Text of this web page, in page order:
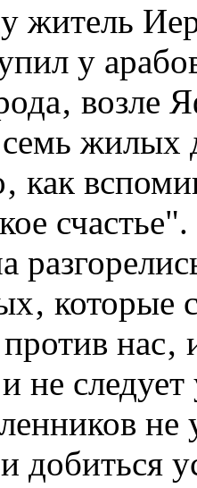
житель
у
возле
жилых
как
которые
нас‚
не
добиться